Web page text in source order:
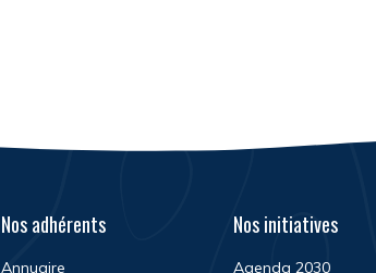
Nos adhérents
Annuaire
Nos initiatives
Agenda 2030